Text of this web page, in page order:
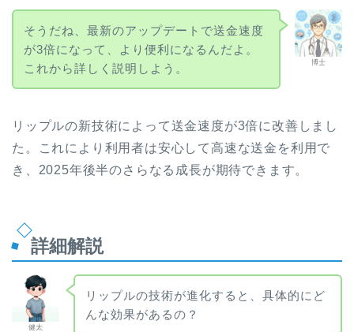
博士
そうだね、最新のアップデートで送金速度
が3倍になって、より便利になるんだよ。
これから詳しく説明しよう。
リップルの新技術によって送金速度が3倍に改善しまし
た。これにより利用者は安心して高速な送金を利用で
き、2025年後半のさらなる成長が期待できます。
詳細解説
健太
リップルの技術が進化すると、具体的にど
んな効果があるの？